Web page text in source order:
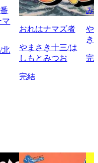
マ
北
おれはナマズ者
やまさき十三/は
しもとみつお
完結
み
や
き
完